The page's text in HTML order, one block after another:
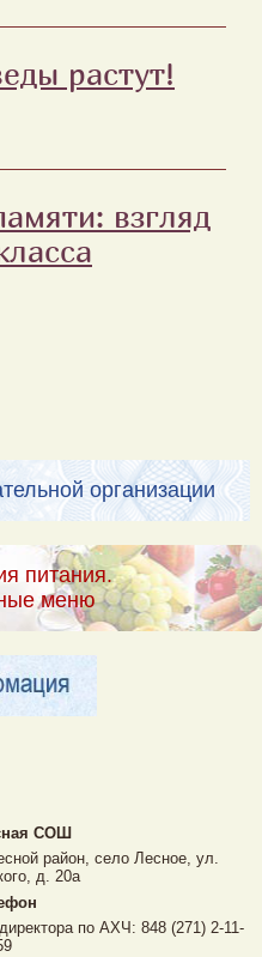
растут!
взгляд
организации
питания.
меню
CОШ
район, село Лесное, ул.
д. 20а
по АХЧ: 848 (271) 2-11-